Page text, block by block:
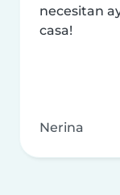
necesitan
casa!
Nerina